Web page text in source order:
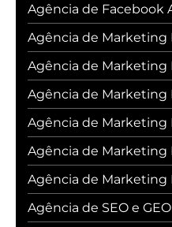
Agência de Facebook
Agência de Marketing
Agência de Marketing
Agência de Marketing
Agência de Marketing
Agência de Marketing
Agência de Marketing
Agência de SEO e GEO